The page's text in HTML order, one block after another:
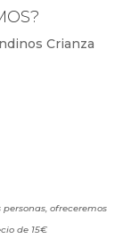
Crianza
ofreceremos
de 15€